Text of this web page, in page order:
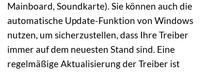
Mainboard, Soundkarte). Sie können auch die
automatische Update-Funktion von Windows
nutzen, um sicherzustellen, dass Ihre Treiber
immer auf dem neuesten Stand sind. Eine
regelmäßige Aktualisierung der Treiber ist